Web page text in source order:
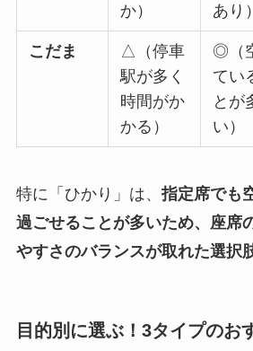
か）
あり）
こだま
△（停車
駅が多く
時間がか
かる）
◎（
てい
とが
い）
特に「ひかり」は、 指定席でも
過ごせることが多いため、座席
やすさのバランスが取れた選択
目的別に選ぶ！3タイプのお